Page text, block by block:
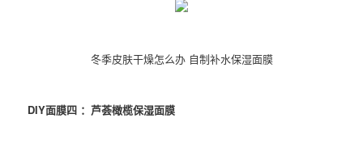
冬季皮肤干燥怎么办 自制补水保湿面膜
DIY面膜四 ：芦荟橄榄保湿面膜